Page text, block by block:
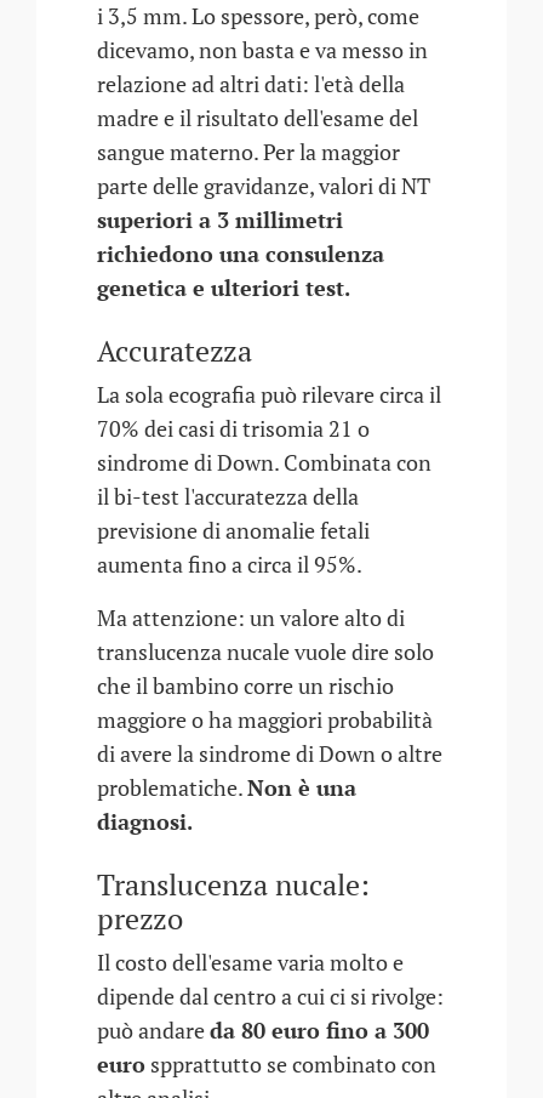
i 3,5 mm. Lo spessore, però, come
dicevamo, non basta e va messo in
relazione ad altri dati: l'età della
madre e il risultato dell'esame del
sangue materno. Per la maggior
parte delle gravidanze, valori di NT
superiori a 3 millimetri
richiedono una consulenza
genetica e ulteriori test.
Accuratezza
La sola ecografia può rilevare circa il
70% dei casi di trisomia 21 o
sindrome di Down. Combinata con
il bi-test l'accuratezza della
previsione di anomalie fetali
aumenta fino a circa il 95%.
Ma attenzione: un valore alto di
translucenza nucale vuole dire solo
che il bambino corre un rischio
maggiore o ha maggiori probabilità
di avere la sindrome di Down o altre
problematiche.Non è una
diagnosi.
Translucenza nucale:
prezzo
Il costo dell'esame varia molto e
dipende dal centro a cui ci si rivolge:
può andareda 80 euro fino a 300
euro spprattutto se combinato con